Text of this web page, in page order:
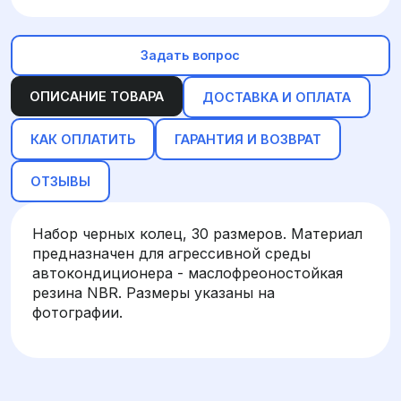
ОПИСАНИЕ ТОВАРА ДОСТАВКА И ОПЛАТА
КАК ОПЛАТИТЬ ГАРАНТИЯ И ВОЗВРАТ
ОТЗЫВЫ
Набор черных колец, 30 размеров. Материал
предназначен для агрессивной среды
автокондиционера - маслофреоностойкая
резина NBR. Размеры указаны на
фотографии.
Задать вопрос